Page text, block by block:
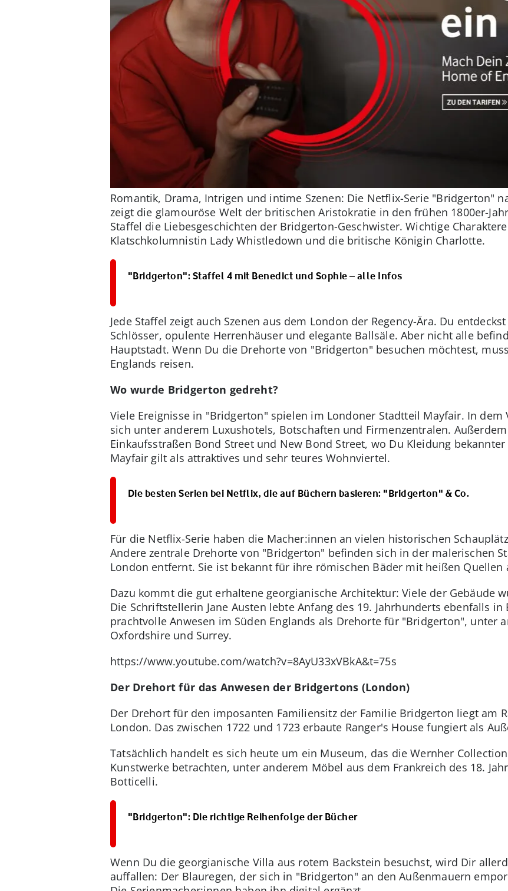
Romantik, Drama, Intrigen und intime Szenen: Die Netflix-Serie "Bridgerton"
zeigt die glamouröse Welt der britischen Aristokratie in den frühen 1800er-
Staffel die Liebesgeschichten der Bridgerton-Geschwister. Wichtige
Klatschkolumnistin Lady Whistledown und die britische Königin Charlotte.
"Bridgerton": Staffel 4 mit Benedict und Sophie – alle Infos
Jede Staffel zeigt auch Szenen aus dem London der Regency-Ära. Du
Schlösser, opulente Herrenhäuser und elegante Ballsäle. Aber nicht alle
Hauptstadt. Wenn Du die Drehorte von "Bridgerton" besuchen möchtest,
Englands reisen.
Wo wurde Bridgerton gedreht?
Viele Ereignisse in "Bridgerton" spielen im Londoner Stadtteil Mayfair. In dem
sich unter anderem Luxushotels, Botschaften und Firmenzentralen.
Einkaufsstraßen Bond Street und New Bond Street, wo Du Kleidung
Mayfair gilt als attraktives und sehr teures Wohnviertel.
Die besten Serien bei Netflix, die auf Büchern basieren: "Bridgerton" & Co.
Für die Netflix-Serie haben die Macher:innen an vielen historischen
Andere zentrale Drehorte von "Bridgerton" befinden sich in der malerischen
London entfernt. Sie ist bekannt für ihre römischen Bäder mit heißen Quellen
Dazu kommt die gut erhaltene georgianische Architektur: Viele der Gebäude
Die Schriftstellerin Jane Austen lebte Anfang des 19. Jahrhunderts ebenfalls
prachtvolle Anwesen im Süden Englands als Drehorte für "Bridgerton", unter
Oxfordshire und Surrey.
https://www.youtube.com/watch?v=8AyU33xVBkA&t=75s
Der Drehort für das Anwesen der Bridgertons (London)
Der Drehort für den imposanten Familiensitz der Familie Bridgerton liegt am
London. Das zwischen 1722 und 1723 erbaute Ranger's House fungiert als
Tatsächlich handelt es sich heute um ein Museum, das die Wernher
Kunstwerke betrachten, unter anderem Möbel aus dem Frankreich des 18.
Botticelli.
"Bridgerton": Die richtige Reihenfolge der Bücher
Wenn Du die georgianische Villa aus rotem Backstein besuchst, wird Dir
auffallen: Der Blauregen, der sich in "Bridgerton" an den Außenmauern